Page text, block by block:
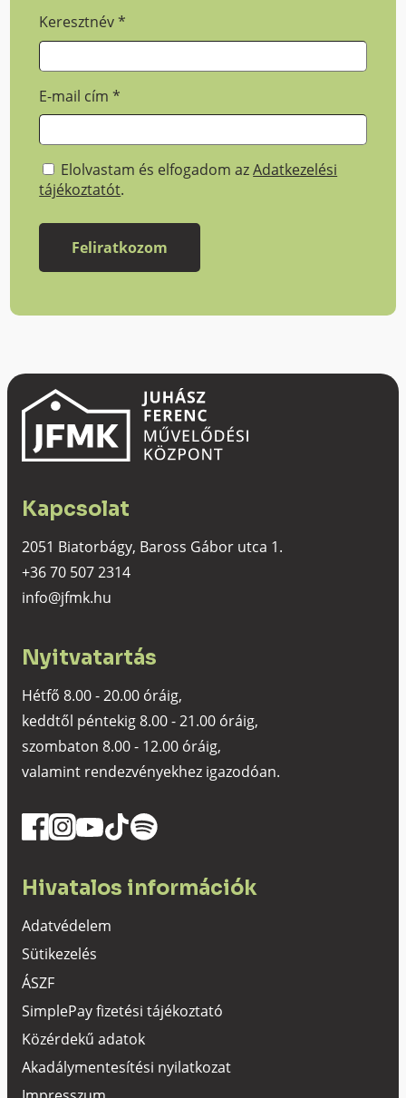
Keresztnév*
E-mail cím*
Elolvastam és elfogadom azAdatkezelési
tájékoztatót.
Kapcsolat
2051 Biatorbágy, Baross Gábor utca 1.
+36 70 507 2314
info@jfmk.hu
Nyitvatartás
Hétfő 8.00 - 20.00 óráig,
keddtől péntekig 8.00 - 21.00 óráig,
szombaton 8.00 - 12.00 óráig,
valamint rendezvényekhez igazodóan.
Hivatalos információk
Adatvédelem
Sütikezelés
ÁSZF
SimplePay fizetési tájékoztató
Közérdekű adatok
Akadálymentesítési nyilatkozat